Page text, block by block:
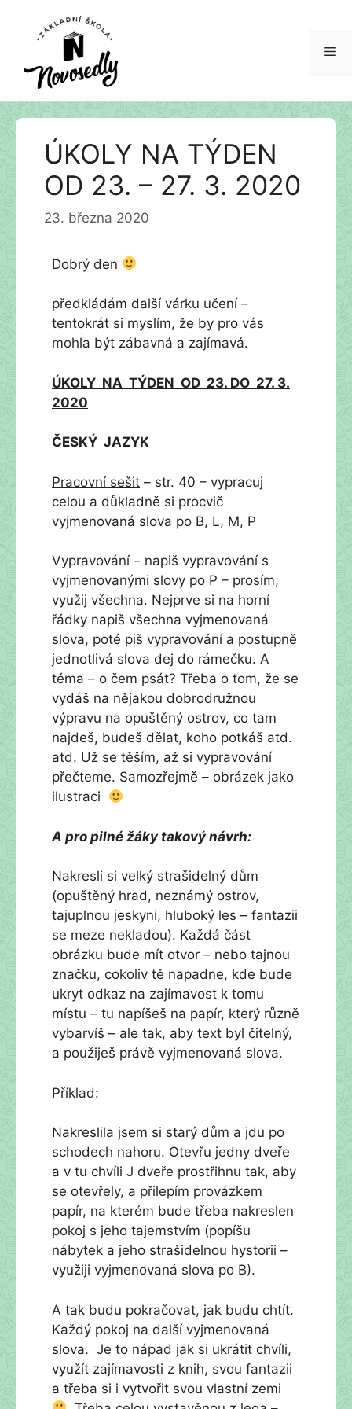
Přeskočit
ÚKOLY NA TÝDEN
OD 23. – 27. 3. 2020
23. března 2020
Dobrý den
předkládám další várku učení –
tentokrát si myslím, že by pro vás
mohla být zábavná a zajímavá.
ÚKOLY NA TÝDEN OD 23. DO 27. 3.
2020
ČESKÝ JAZYK
Pracovní sešit – str. 40 – vypracuj
celou a důkladně si procvič
vyjmenovaná slova po B, L, M, P
Vypravování – napiš vypravování s
vyjmenovanými slovy po P – prosím,
využij všechna. Nejprve si na horní
řádky napiš všechna vyjmenovaná
slova, poté piš vypravování a postupně
jednotlivá slova dej do rámečku. A
téma – o čem psát? Třeba o tom, že se
vydáš na nějakou dobrodružnou
výpravu na opuštěný ostrov, co tam
najdeš, budeš dělat, koho potkáš atd.
atd. Už se těším, až si vypravování
přečteme. Samozřejmě – obrázek jako
ilustraci
A pro pilné žáky takový návrh:
Nakresli si velký strašidelný dům
(opuštěný hrad, neznámý ostrov,
tajuplnou jeskyni, hluboký les – fantazii
se meze nekladou). Každá část
obrázku bude mít otvor – nebo tajnou
značku, cokoliv tě napadne, kde bude
ukryt odkaz na zajímavost k tomu
místu – tu napíšeš na papír, který různě
vybarvíš – ale tak, aby text byl čitelný,
a použiješ právě vyjmenovaná slova.
Příklad:
Nakreslila jsem si starý dům a jdu po
schodech nahoru. Otevřu jedny dveře
a v tu chvíli J dveře prostřihnu tak, aby
se otevřely, a přilepím provázkem
papír, na kterém bude třeba nakreslen
pokoj s jeho tajemstvím (popíšu
nábytek a jeho strašidelnou hystorii –
využiji vyjmenovaná slova po B).
A tak budu pokračovat, jak budu chtít.
Každý pokoj na další vyjmenovaná
slova. Je to nápad jak si ukrátit chvíli,
využít zajímavosti z knih, svou fantazii
a třeba si i vytvořit svou vlastní zemi